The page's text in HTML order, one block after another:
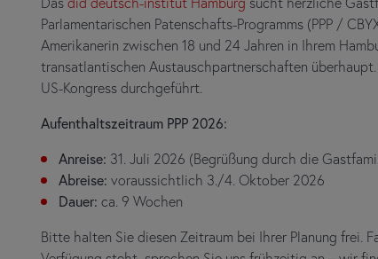
Parlamentarischen Patenschafts-Programms (PPP /
Amerikanerin zwischen 18 und 24 Jahren in Ihrem
transatlantischen Austauschpartnerschaften
US-Kongress durchgeführt.
Aufenthaltszeitraum PPP 2026:
Anreise: 31. Juli 2026 (Begrüßung durch die
Abreise: voraussichtlich 3./4. Oktober 2026
Dauer: ca. 9 Wochen
Bitte halten Sie diesen Zeitraum bei Ihrer Planung frei.